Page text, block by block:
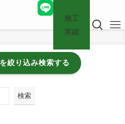
施工
実績
絞り込み検索する
検索